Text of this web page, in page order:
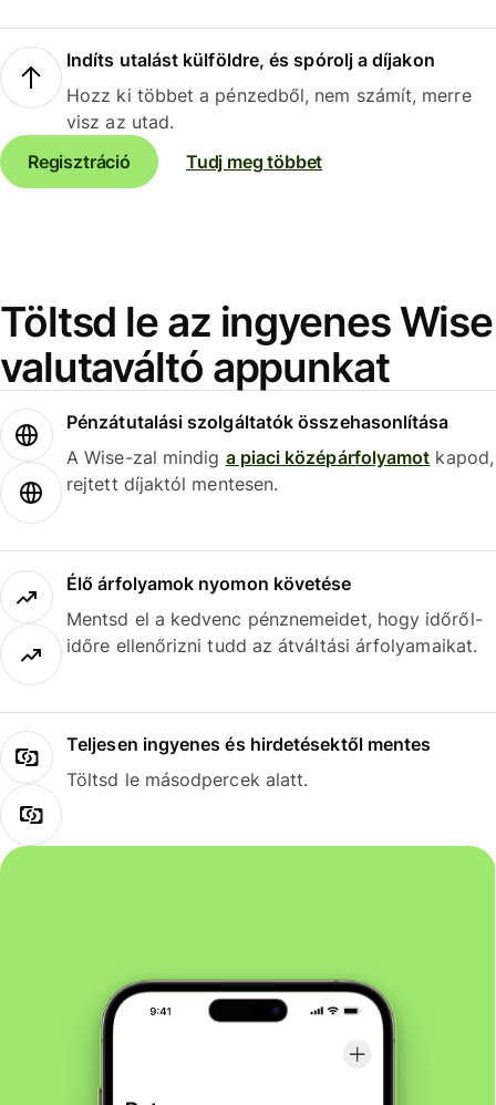
Indíts utalást külföldre, és spórolj a díjakon
Hozz ki többet a pénzedből, nem számít, merre
visz az utad.
Regisztráció
Tudj meg többet
Töltsd le az ingyenes Wise
valutaváltó appunkat
Pénzátutalási szolgáltatók összehasonlítása
A Wise-zal mindig a piaci középárfolyamot kapod,
rejtett díjaktól mentesen.
Élő árfolyamok nyomon követése
Mentsd el a kedvenc pénznemeidet, hogy időről-
időre ellenőrizni tudd az átváltási árfolyamaikat.
Teljesen ingyenes és hirdetésektől mentes
Töltsd le másodpercek alatt.